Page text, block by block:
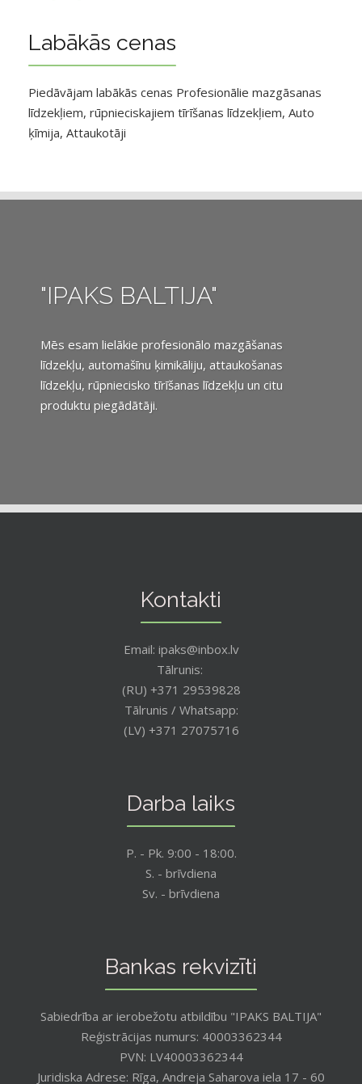
Labākās cenas
Piedāvājam labākās cenas Profesionālie mazgāsanas
līdzekļiem, rūpnieciskajiem tīrīšanas līdzekļiem, Auto
ķīmija, Attaukotāji
"IPAKS BALTIJA"
Mēs esam lielākie profesionālo mazgāšanas
līdzekļu, automašīnu ķimikāliju, attaukošanas
līdzekļu, rūpniecisko tīrīšanas līdzekļu un citu
produktu piegādātāji.
Kontakti
Email: ipaks@inbox.lv
Tālrunis:
(RU) +371 29539828
Tālrunis / Whatsapp:
(LV) +371 27075716
Darba laiks
P. - Pk. 9:00 - 18:00.
S. - brīvdiena
Sv. - brīvdiena
Bankas rekvizīti
Sabiedrība ar ierobežotu atbildību "IPAKS BALTIJA"
Reģistrācijas numurs: 40003362344
PVN: LV40003362344
Juridiska Adrese: Rīga, Andreja Saharova iela 17 - 60